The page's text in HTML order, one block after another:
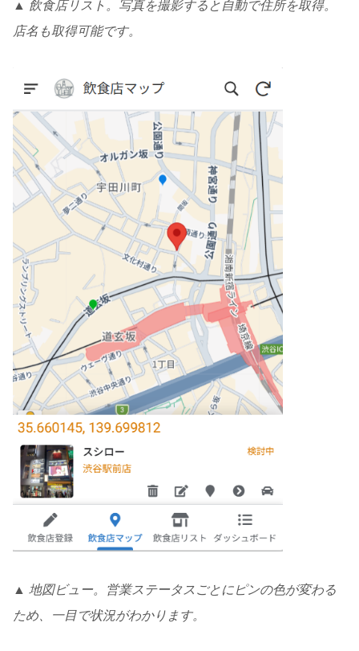
▲ 飲食店リスト。写真を撮影すると自動で住所を取得。
店名も取得可能です。
▲ 地図ビュー。営業ステータスごとにピンの色が変わる
ため、一目で状況がわかります。